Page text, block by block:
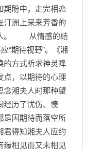
期盼中，走完相恋
汀洲上采来芳香的
人。 从情感的结
“期待视野”。《湘
的方式祈求神灵降
点，以期待的心理
念湘夫人时那种望
经历了忧伤、懊
是因期待而落空所
君得知湘夫人应约
缘相见而又未相见